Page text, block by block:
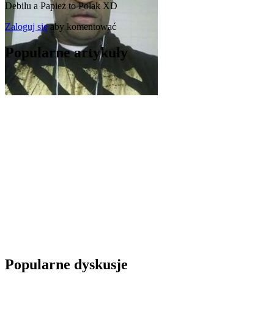
Debilu a Papież to Polak XD
Zaloguj sięaby komentować
Popularne artykuły
Popularne dyskusje